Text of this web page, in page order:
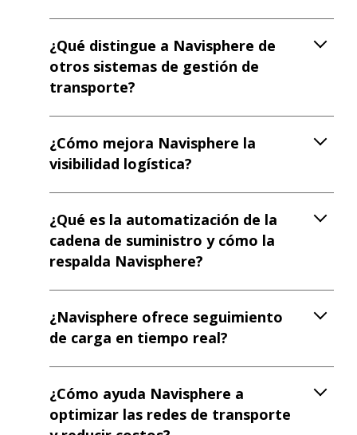
¿Qué distingue a Navisphere de
otros sistemas de gestión de
transporte?
¿Cómo mejora Navisphere la
visibilidad logística?
¿Qué es la automatización de la
cadena de suministro y cómo la
respalda Navisphere?
¿Navisphere ofrece seguimiento
de carga en tiempo real?
¿Cómo ayuda Navisphere a
optimizar las redes de transporte